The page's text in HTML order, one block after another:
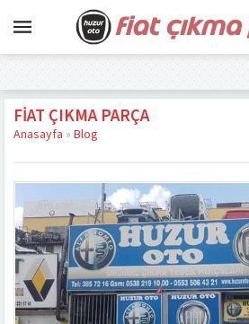
FIAT ÇIKMA PARÇA
Anasayfa » Blog